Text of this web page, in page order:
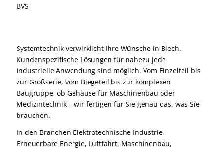
BVS
Systemtechnik verwirklicht Ihre Wünsche in Blech.
Kundenspezifische Lösungen für nahezu jede
industrielle Anwendung sind möglich. Vom Einzelteil bis
zur Großserie, vom Biegeteil bis zur komplexen
Baugruppe, ob Gehäuse für Maschinenbau oder
Medizintechnik – wir fertigen für Sie genau das, was Sie
brauchen.
In den Branchen Elektrotechnische Industrie,
Erneuerbare Energie, Luftfahrt, Maschinenbau,